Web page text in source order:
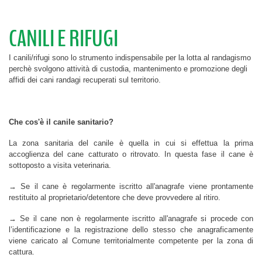
CANILI E RIFUGI
I canili/rifugi sono lo strumento indispensabile per la lotta al randagismo
perchè svolgono attività di custodia, mantenimento e promozione degli
affidi dei cani randagi recuperati sul territorio.
Che cos'è il canile sanitario?
La zona sanitaria del canile è quella in cui si effettua la prima
accoglienza del cane catturato o ritrovato. In questa fase il cane è
sottoposto a visita veterinaria.
→ Se il cane è regolarmente iscritto all'anagrafe viene prontamente
restituito al proprietario/detentore che deve provvedere al ritiro.
→ Se il cane non è regolarmente iscritto all'anagrafe si procede con
l’identificazione e la registrazione dello stesso che anagraficamente
viene caricato al Comune territorialmente competente per la zona di
cattura.